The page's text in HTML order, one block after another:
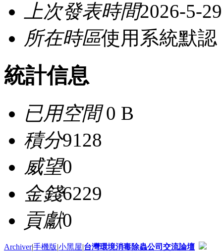
上次發表時間2026-5-
所在時區使用系統默認
統計信息
已用空間0 B
積分9128
威望0
金錢6229
貢獻0
Archiver|手機版|小黑屋|台灣環境消毒除蟲公司交流論壇